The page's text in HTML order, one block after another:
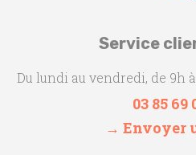
Service
Du lundi au vendredi, de 9h
03 85 69
→ Envoyer